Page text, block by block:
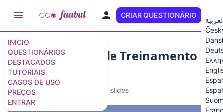
INÍCIO
QUESTIONÁRIOS
DESTACADOS
TUTORIAIS
CASOS DE USO
PREÇOS
ENTRAR
CRIAR QUESTIONÁRIO
Modelo de Quiz de Treinamento de
Produto
MODELO 13 slides